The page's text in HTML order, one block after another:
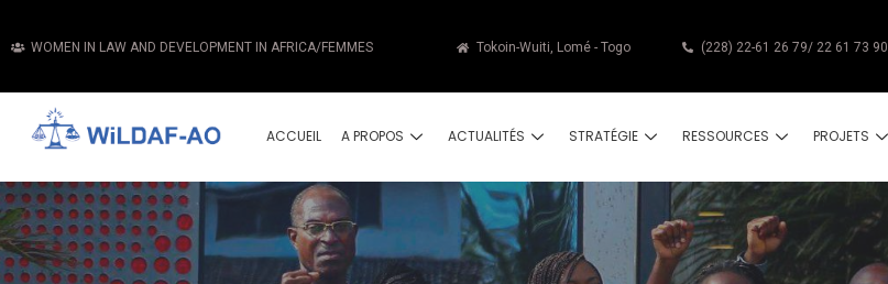
WOMEN IN LAW AND DEVELOPMENT IN AFRICA/FEMMES Tokoin-Wuiti, Lomé - Togo (228) 22-61 26 79/ 22 61 73 90
ACCUEIL A PROPOS ACTUALITÉS STRATÉGIE RESSOURCES PROJETS